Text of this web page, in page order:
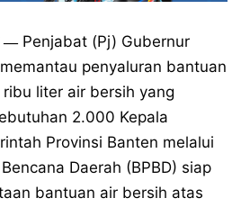
—Penjabat (Pj) Gubernur
penyaluran bantuan
liter air bersih yang
2.000 Kepala
Provinsi Banten melalui
Daerah (BPBD) siap
bantuan air bersih atas